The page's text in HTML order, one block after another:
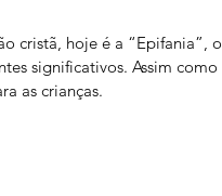
cristã, hoje é a “Epifania”, o
significativos. Assim como
as crianças.